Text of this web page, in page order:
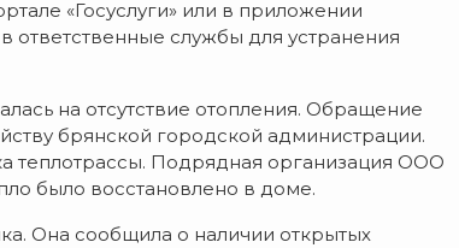
«Госуслуги» или в приложении
ответственные службы для устранения
на отсутствие отопления. Обращение
брянской городской администрации.
теплотрассы. Подрядная организация ООО
было восстановлено в доме.
Она сообщила о наличии открытых